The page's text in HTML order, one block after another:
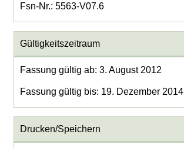
Fsn-Nr.: 5563-V07.6
Gültigkeitszeitraum
Fassung gültig ab: 3. August 2012
Fassung gültig bis: 19. Dezember 2014
Drucken/Speichern